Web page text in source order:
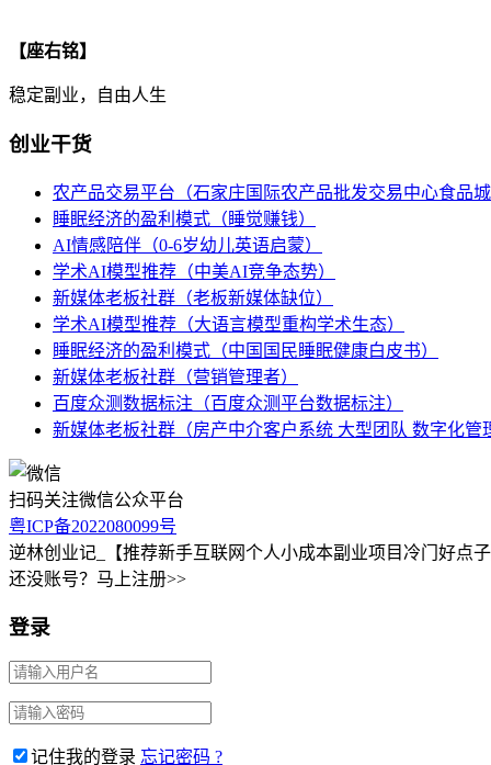
【座右铭】
稳定副业，自由人生
创业干货
农产品交易平台（石家庄国际农产品批发交易中心食品城
睡眠经济的盈利模式（睡觉赚钱）
AI情感陪伴（0-6岁幼儿英语启蒙）
学术AI模型推荐（中美AI竞争态势）
新媒体老板社群（老板新媒体缺位）
学术AI模型推荐（大语言模型重构学术生态）
睡眠经济的盈利模式（中国国民睡眠健康白皮书）
新媒体老板社群（营销管理者）
百度众测数据标注（百度众测平台数据标注）
新媒体老板社群（房产中介客户系统 大型团队 数字化管
扫码关注微信公众平台
粤ICP备2022080099号
逆林创业记_【推荐新手互联网个人小成本副业项目冷门好点子
还没账号？马上注册>>
登录
记住我的登录 忘记密码 ?